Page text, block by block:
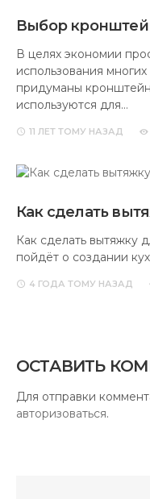
Выбор
В целях экономии
использования
придуманы
используются для…
11 ЛЕТ ТОМУ НАЗАД
Как сделать
Как сделать вытяжку
пойдёт о создании
4 ГОДА ТОМУ НАЗАД
ОСТАВИТЬ
Для отправки
авторизоваться.